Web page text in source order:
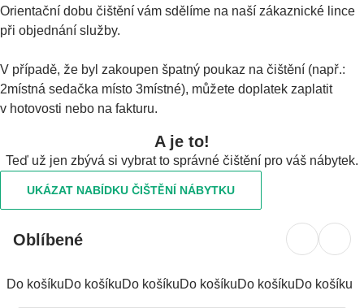
Orientační dobu čištění vám sdělíme na naší zákaznické lince
při objednání služby.
V případě, že byl zakoupen špatný poukaz na čištění (např.:
2místná sedačka místo 3místné), můžete doplatek zaplatit
v hotovosti nebo na fakturu.
A je to!
Teď už jen zbývá si vybrat to správné čištění pro váš nábytek.
UKÁZAT NABÍDKU ČIŠTĚNÍ NÁBYTKU
Oblíbené
Do košíkuDo košíkuDo košíkuDo košíkuDo košíkuDo košíku